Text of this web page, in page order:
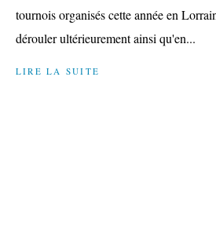
tournois organisés cette année en
dérouler ultérieurement ainsi qu'en...
LIRE LA SUITE